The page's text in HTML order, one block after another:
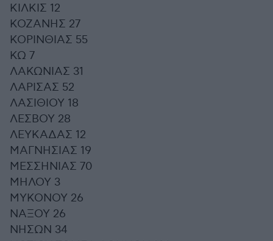
ΚΙΛΚΙΣ 12
ΚΟΖΑΝΗΣ 27
ΚΟΡΙΝΘΙΑΣ 55
ΚΩ 7
ΛΑΚΩΝΙΑΣ 31
ΛΑΡΙΣΑΣ 52
ΛΑΣΙΘΙΟΥ 18
ΛΕΣΒΟΥ 28
ΛΕΥΚΑΔΑΣ 12
ΜΑΓΝΗΣΙΑΣ 19
ΜΕΣΣΗΝΙΑΣ 70
ΜΗΛΟΥ 3
ΜΥΚΟΝΟΥ 26
ΝΑΞΟΥ 26
ΝΗΣΩΝ 34